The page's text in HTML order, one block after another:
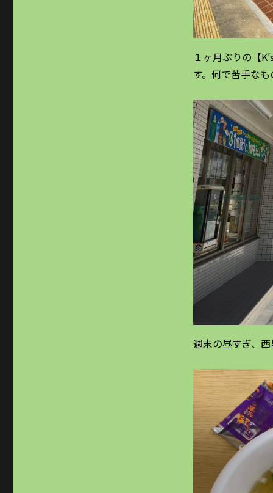
１ヶ月ぶりの【
す。何で苦手な
週末の昼すぎ、